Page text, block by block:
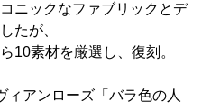
ニックなファブリックとデ
たが、
10素材を厳選し、復刻。
アンローズ「バラ色の人